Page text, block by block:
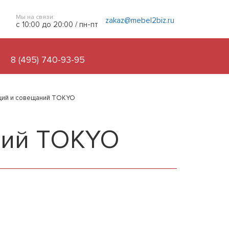
Мы на связи:
с 10:00 до 20:00 / пн-пт zakaz@mebel2biz.ru
8 (495) 740-93-95
и совещаний TOKYO
TOKYO